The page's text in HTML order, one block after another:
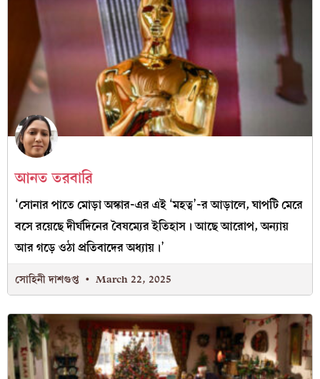
আনত তরবারি
‘সোনার পাতে মোড়া অস্কার-এর এই ‘মহত্ব’-র আড়ালে, ঘাপটি মেরে
বসে রয়েছে দীর্ঘদিনের বৈষম্যের ইতিহাস। আছে আরোপ, অন্যায়
আর গড়ে ওঠা প্রতিবাদের অধ্যায়।’
সোহিনী দাশগুপ্ত March 22, 2025